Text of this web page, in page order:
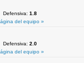
Defensiva: 1.8
del equipo »
Defensiva: 2.0
del equipo »